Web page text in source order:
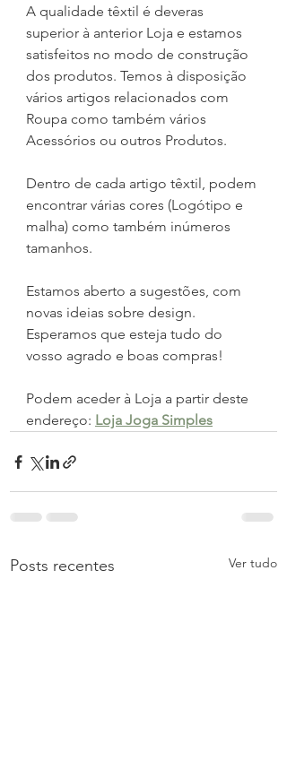
A qualidade têxtil é deveras
superior à anterior Loja e estamos
satisfeitos no modo de construção
dos produtos. Temos à disposição
vários artigos relacionados com
Roupa como também vários
Acessórios ou outros Produtos.
Dentro de cada artigo têxtil, podem
encontrar várias cores (Logótipo e
malha) como também inúmeros
tamanhos.
Estamos aberto a sugestões, com
novas ideias sobre design.
Esperamos que esteja tudo do
vosso agrado e boas compras!
Podem aceder à Loja a partir deste
endereço: Loja Joga Simples
Posts recentes Ver tudo